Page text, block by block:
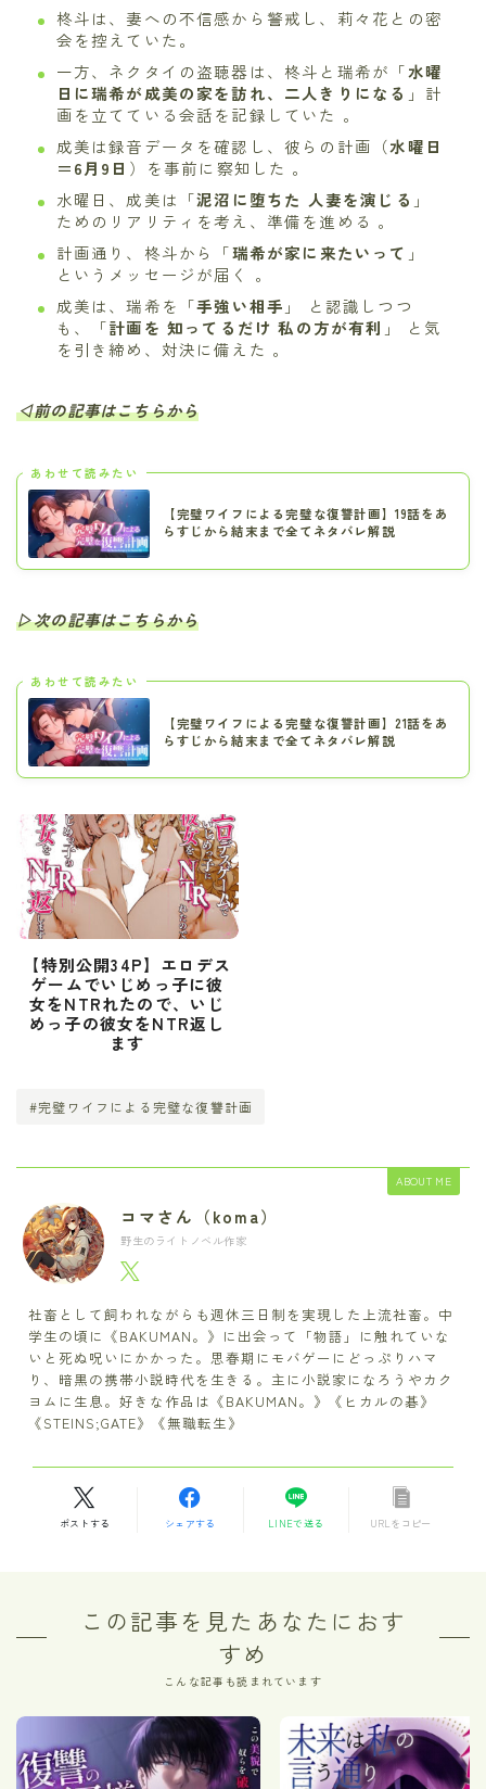
柊斗は、妻への不信感から警戒し、莉々花との密
会を控えていた。
一方、ネクタイの盗聴器は、柊斗と瑞希が「水曜
日に瑞希が成美の家を訪れ、二人きりになる 」計
画を立てている会話を記録していた 。
成美は録音データを確認し、彼らの計画（水曜日
＝6月9日 ）を事前に察知した 。
水曜日、成美は「泥沼に堕ちた 人妻を演じる 」
ためのリアリティを考え、準備を進める 。
計画通り、柊斗から「瑞希が家に来たいって 」
というメッセージが届く 。
成美は、瑞希を「手強い相手 」 と認識しつつ
も、「計画を 知ってるだけ 私の方が有利 」 と気
を引き締め、対決に備えた 。
◁前の記事はこちらから
あわせて読みたい
【完璧ワイフによる完璧な復讐計画】19話をあ
らすじから結末まで全てネタバレ解説
▷次の記事はこちらから
あわせて読みたい
【完璧ワイフによる完璧な復讐計画】21話をあ
らすじから結末まで全てネタバレ解説
【特別公開34P】エロデス
ゲームでいじめっ子に彼
女をNTRれたので、いじ
めっ子の彼女をNTR返し
ます
#完璧ワイフによる完璧な復讐計画
ABOUT ME
コマさん（koma）
野生のライトノベル作家
社畜として飼われながらも週休三日制を実現した上流社畜。中
学生の頃に《BAKUMAN。》に出会って「物語」に触れていな
いと死ぬ呪いにかかった。思春期にモバゲーにどっぷりハマ
り、暗黒の携帯小説時代を生きる。主に小説家になろうやカク
ヨムに生息。好きな作品は《BAKUMAN。》《ヒカルの碁》
《STEINS;GATE》《無職転生》
ポストする シェアする LINEで送る URLをコピー
この記事を見たあなたにおす
すめ
こんな記事も読まれています